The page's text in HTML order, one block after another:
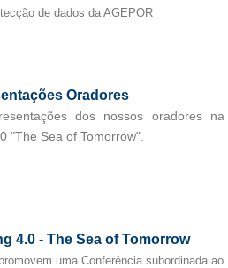
de dados da AGEPOR
Oradores
dos nossos oradores na
"The Sea of Tomorrow".
4.0 - The Sea of Tomorrow
uma Conferência subordinada ao